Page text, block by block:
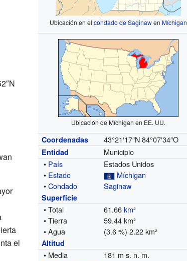
Ubicación en elcondado de SaginawenMíchigan
Ubicación de Míchigan en EE. UU.
Coordenadas 43°21′17″N 84°07′34″O
Entidad
Municipio
• País
Estados Unidos
• Estado
Míchigan
•Condado Saginaw
Superficie
• Total 61.66km²
• Tierra
59.44 km²
• Agua
(3.6 %) 2.22 km²
Altitud
• Media 181 m s. n. m.
el